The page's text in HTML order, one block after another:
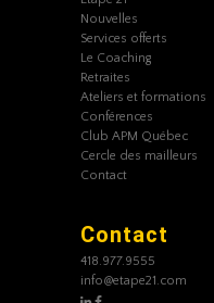
Nouvelles
Services offerts
Le Coaching
Retraites
Ateliers et formations
Conférences
Club APM Québec
Cercle des mailleurs
Contact
Contact
418.977.9555
info@etape21.com